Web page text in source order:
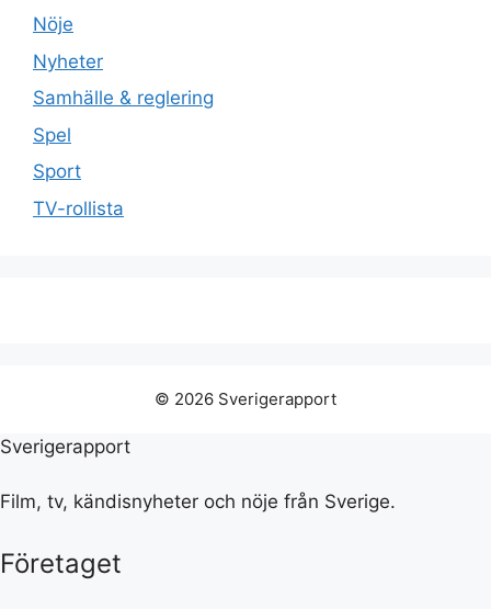
Nöje
Nyheter
Samhälle & reglering
Spel
Sport
TV-rollista
© 2026 Sverigerapport
Sverigerapport
Film, tv, kändisnyheter och nöje från Sverige.
Företaget